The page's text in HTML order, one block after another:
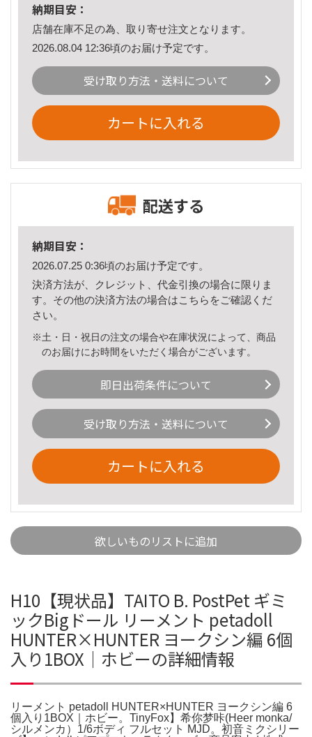
納期目安：
店舗在庫不足の為、取り寄せ注文となります。
2026.08.04 12:36頃のお届け予定です。
受け取り方法・送料について
カートに入れる
配送する
納期目安：
2026.07.25 0:36頃のお届け予定です。
決済方法が、クレジット、代金引換の場合に限りま
す。その他の決済方法の場合はこちら をご確認くだ
さい。
※土・日・祝日の注文の場合や在庫状況によって、商品
のお届けにお時間をいただく場合がございます。
即日出荷条件について
受け取り方法・送料について
カートに入れる
欲しいものリストに追加
H10【現状品】TAITO B. PostPet ギミ
ックBigドール リーメント petadoll
HUNTER×HUNTER ヨークシン編 6個
入り1BOX｜ホビーの詳細情報
リーメント petadoll HUNTER×HUNTER ヨークシン編 6
個入り1BOX｜ホビー。TinyFox】希你梦咔(Heer monka/
シルメンカ）1/6ボディ フルセット MJD。初音ミクシリー